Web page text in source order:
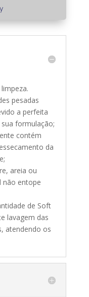
pesadas
a perfeita
formulação;
contém
da
areia ou
não entope
de Soft
lavagem das
atendendo os